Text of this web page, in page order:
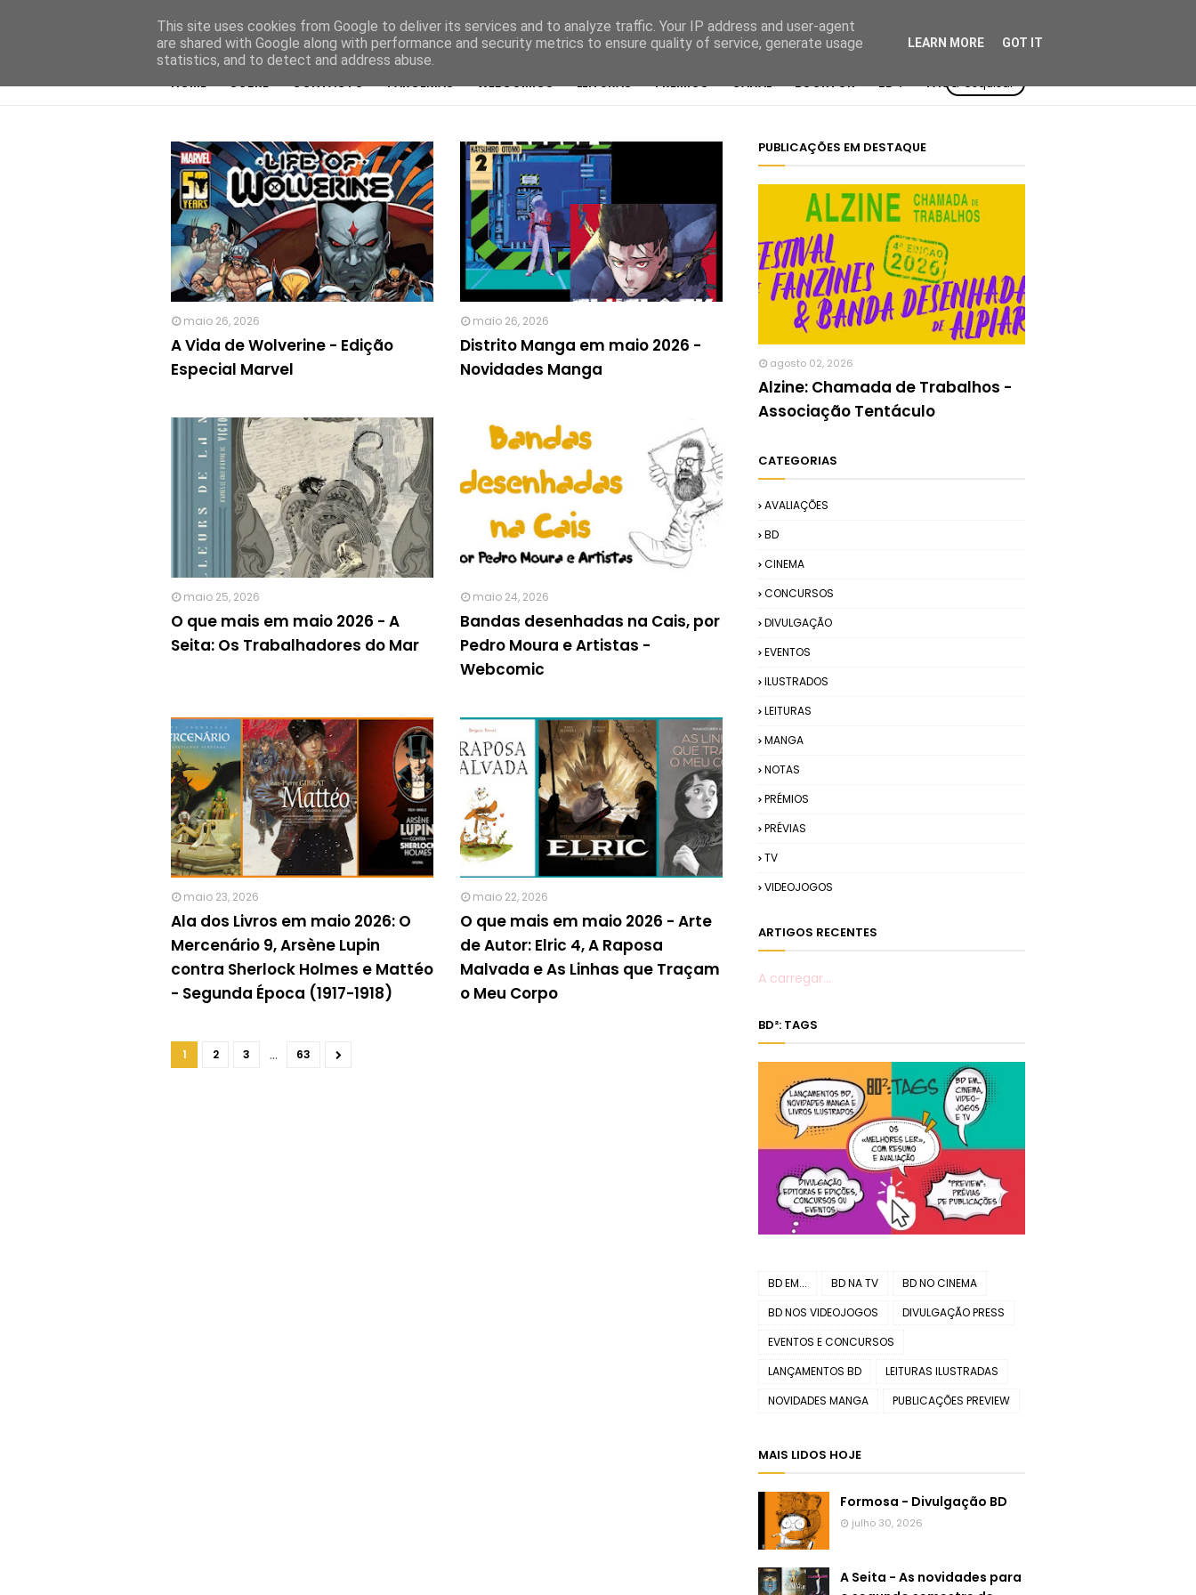
HOME SOBRE CONTACTO PARCERIAS WEBCOMICS LEITURAS PRÉMIOS CANAL BOOKTOK BD²: TAGSPesquisar
maio 26, 2026
A Vida de Wolverine - Edição
Especial Marvel
maio 26, 2026
Distrito Manga em maio 2026 -
Novidades Manga
maio 25, 2026
O que mais em maio 2026 - A
Seita: Os Trabalhadores do Mar
maio 24, 2026
Bandas desenhadas na Cais, por
Pedro Moura e Artistas -
Webcomic
maio 23, 2026
Ala dos Livros em maio 2026: O
Mercenário 9, Arsène Lupin
contra Sherlock Holmes e Mattéo
- Segunda Época (1917-1918)
maio 22, 2026
O que mais em maio 2026 - Arte
de Autor: Elric 4, A Raposa
Malvada e As Linhas que Traçam
o Meu Corpo
1 2 3 ... 63
PUBLICAÇÕES EM DESTAQUE
agosto 02, 2026
Alzine: Chamada de Trabalhos -
Associação Tentáculo
CATEGORIAS
AVALIAÇÕES
BD
CINEMA
CONCURSOS
DIVULGAÇÃO
EVENTOS
ILUSTRADOS
LEITURAS
MANGA
NOTAS
PRÉMIOS
PRÉVIAS
TV
VIDEOJOGOS
ARTIGOS RECENTES
A carregar...
BD²: TAGS
BD EM... BD NA TV
BD NO CINEMA
BD NOS VIDEOJOGOS
DIVULGAÇÃO PRESS
EVENTOS E CONCURSOS
LANÇAMENTOS BD
LEITURAS ILUSTRADAS
NOVIDADES MANGA
PUBLICAÇÕES PREVIEW
MAIS LIDOS HOJE
Formosa - Divulgação BD
julho 30, 2026
A Seita - As novidades para
This site uses cookies from Google to deliver its services and to analyze traffic. Your IP address and user-agent
are shared with Google along with performance and security metrics to ensure quality of service, generate usage
statistics, and to detect and address abuse.
LEARN MORE GOT IT